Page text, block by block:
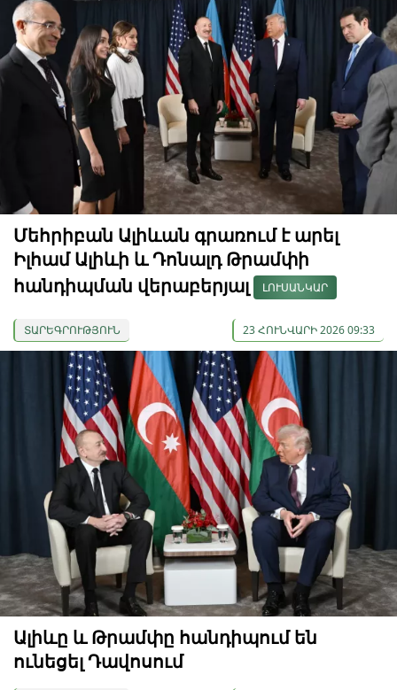
Մեհրիբան Ալիևան գրառում է արել
Իլհամ Ալիևի և Դոնալդ Թրամփի
հանդիպման վերաբերյալ
ԼՈՒՍԱՆԿԱՐ
ՏԱՐԵԳՐՈՒԹՅՈՒՆ 23 ՀՈՒՆՎԱՐԻ 2026 09:33
Ալիևը և Թրամփը հանդիպում են
ունեցել Դավոսում